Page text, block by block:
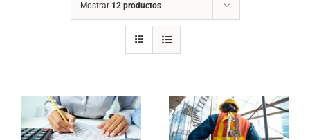
🛒
Mostrar 12 productos